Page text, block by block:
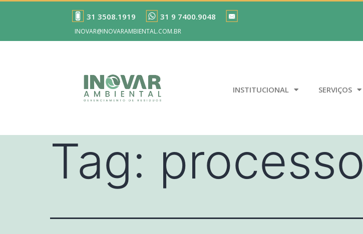
31 3508.1919 31 9 7400.9048
INOVAR@INOVARAMBIENTAL.COM.BR
INSTITUCIONAL SERVIÇOS
Tag: processo